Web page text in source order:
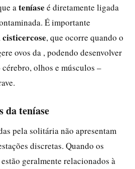
a teníase é diretamente ligada
É importante
cisticercose, que ocorre quando o
ovos da , podendo desenvolver
olhos e músculos –
da teníase
pela solitária não apresentam
discretas. Quando os
geralmente relacionados à